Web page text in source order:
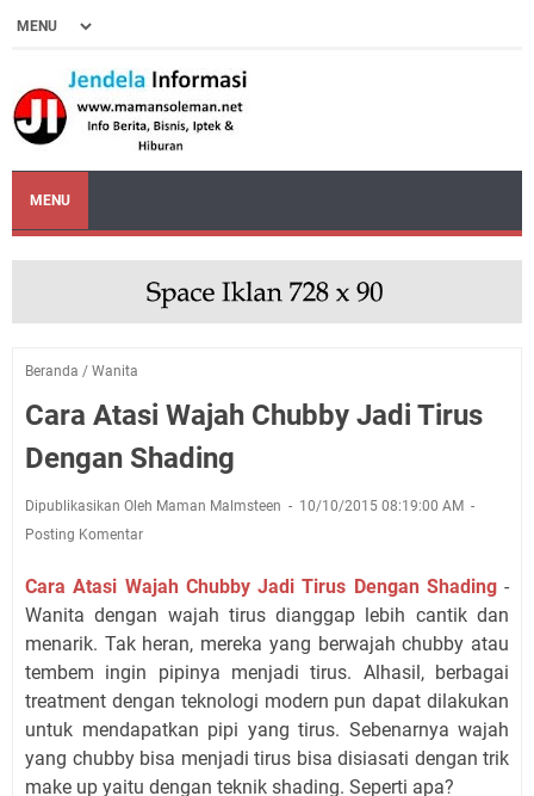
MENU
Beranda / Wanita
Cara Atasi Wajah Chubby Jadi Tirus
Dengan Shading
Dipublikasikan Oleh Maman Malmsteen
10/10/2015 08:19:00 AM
Posting Komentar
Cara Atasi Wajah Chubby Jadi Tirus Dengan Shading -
Wanita dengan wajah tirus dianggap lebih cantik dan
menarik. Tak heran, mereka yang berwajah chubby atau
tembem ingin pipinya menjadi tirus. Alhasil, berbagai
treatment dengan teknologi modern pun dapat dilakukan
untuk mendapatkan pipi yang tirus. Sebenarnya wajah
yang chubby bisa menjadi tirus bisa disiasati dengan trik
make up yaitu dengan teknik shading. Seperti apa?